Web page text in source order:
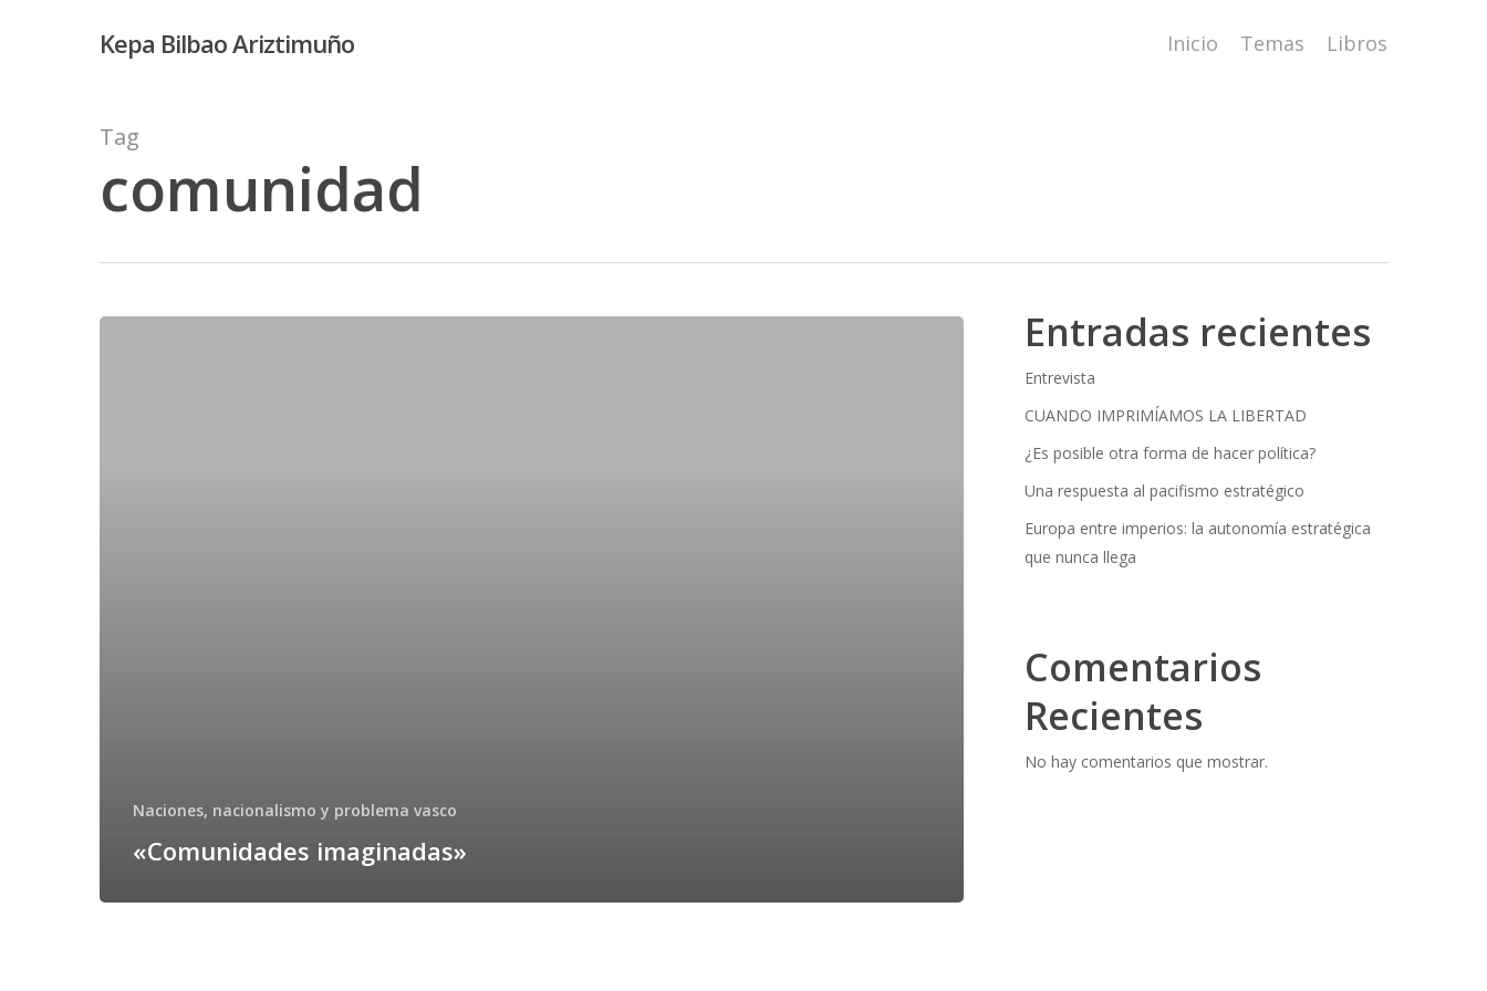
Kepa Bilbao Ariztimuño Inicio Temas Libros
Tag
comunidad
Naciones, nacionalismo y problema vasco
«Comunidades imaginadas»
Entradas recientes
Entrevista
CUANDO IMPRIMÍAMOS LA LIBERTAD
¿Es posible otra forma de hacer política?
Una respuesta al pacifismo estratégico
Europa entre imperios: la autonomía estratégica
que nunca llega
Comentarios
Recientes
No hay comentarios que mostrar.